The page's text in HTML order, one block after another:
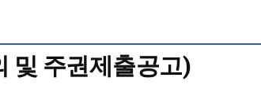
및 주권제출공고)